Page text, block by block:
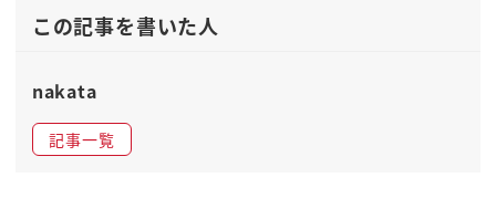
部の女子マネージャーがドラッカーからを
あれに次ぐもしもシリーズのビジネス本な
でもビジネスローンなのかどうなのかこう
この記事を書いた人
nakata
記事一覧